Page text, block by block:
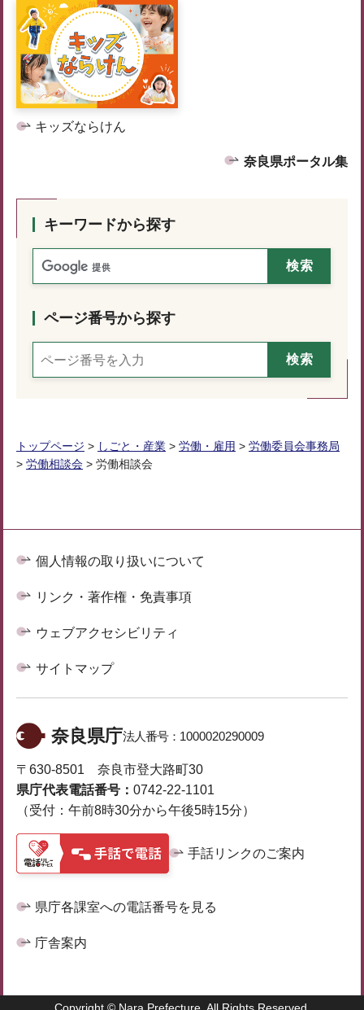
キッズならけん
奈良県ポータル集
キーワードから探す
ページ番号から探す
トップページ > しごと・産業 > 労働・雇用 > 労働委員会事務局
> 労働相談会 > 労働相談会
個人情報の取り扱いについて
リンク・著作権・免責事項
ウェブアクセシビリティ
サイトマップ
奈良県庁法人番号： 1000020290009
〒630-8501 奈良市登大路町30
県庁代表電話番号： 0742-22-1101
（受付：午前8時30分から午後5時15分）
手話リンクのご案内
県庁各課室への電話番号を見る
庁舎案内
Copyright © Nara Prefecture. All Rights Reserved.